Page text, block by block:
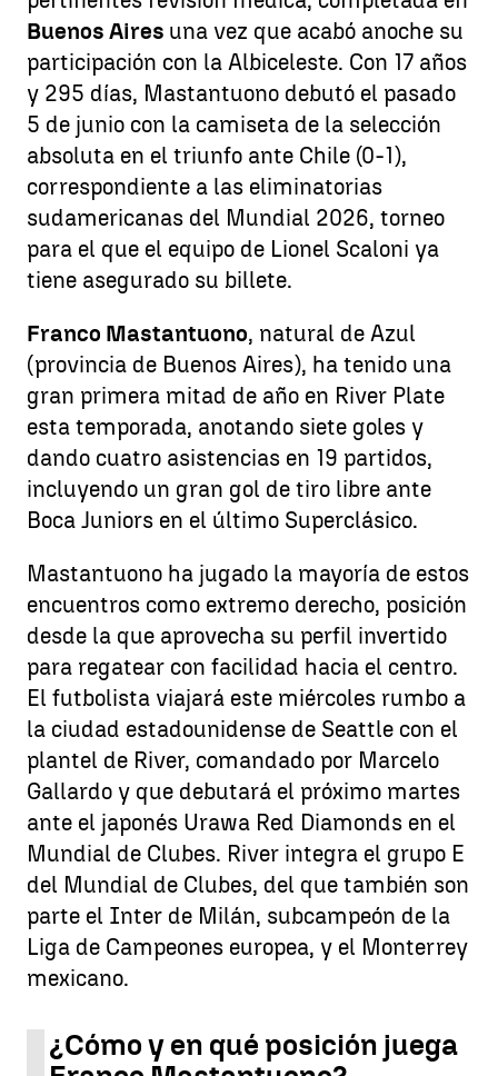
Buenos Aires una vez que acabó anoche su
participación con la Albiceleste. Con 17 años
y 295 días, Mastantuono debutó el pasado
5 de junio con la camiseta de la selección
absoluta en el triunfo ante Chile (0-1),
correspondiente a las eliminatorias
sudamericanas del Mundial 2026, torneo
para el que el equipo de Lionel Scaloni ya
tiene asegurado su billete.
Franco Mastantuono, natural de Azul
(provincia de Buenos Aires), ha tenido una
gran primera mitad de año en River Plate
esta temporada, anotando siete goles y
dando cuatro asistencias en 19 partidos,
incluyendo un gran gol de tiro libre ante
Boca Juniors en el último Superclásico.
Mastantuono ha jugado la mayoría de estos
encuentros como extremo derecho, posición
desde la que aprovecha su perfil invertido
para regatear con facilidad hacia el centro.
El futbolista viajará este miércoles rumbo a
la ciudad estadounidense de Seattle con el
plantel de River, comandado por Marcelo
Gallardo y que debutará el próximo martes
ante el japonés Urawa Red Diamonds en el
Mundial de Clubes. River integra el grupo E
del Mundial de Clubes, del que también son
parte el Inter de Milán, subcampeón de la
Liga de Campeones europea, y el Monterrey
mexicano.
¿Cómo y en qué posición juega